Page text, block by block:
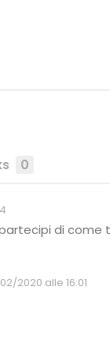
di come
2020 alle 16:01